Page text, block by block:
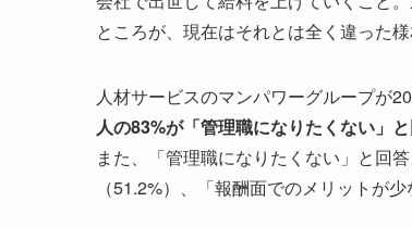
ところが、現在はそれとは全く違った様
人材サービスのマンパワーグループが
人の83%が「管理職になりたくない」と
また、「管理職になりたくない」と回
（51.2%）、「報酬面でのメリットが